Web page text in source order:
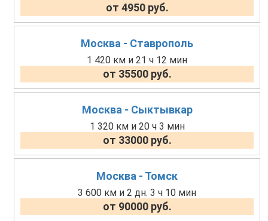
от 4950 руб.
Москва - Ставрополь
1 420 км и 21 ч 12 мин
от 35500 руб.
Москва - Сыктывкар
1 320 км и 20 ч 3 мин
от 33000 руб.
Москва - Томск
3 600 км и 2 дн. 3 ч 10 мин
от 90000 руб.